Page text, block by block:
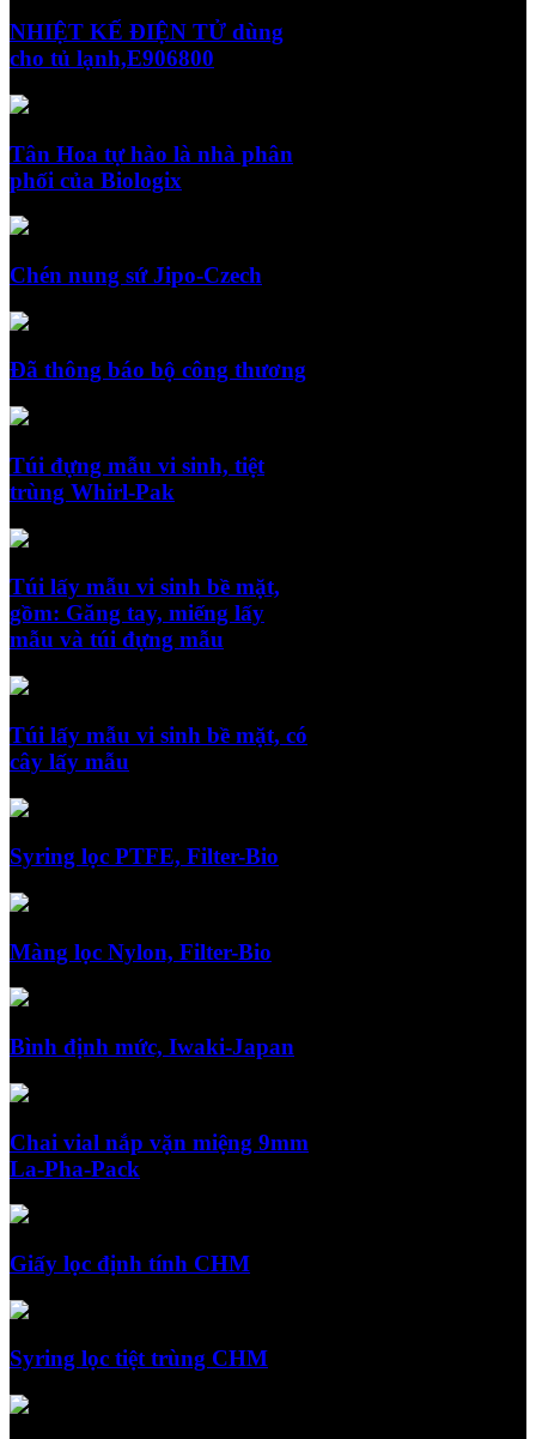
NHIỆT KẾ ĐIỆN TỬ dùng
cho tủ lạnh,E906800
Tân Hoa tự hào là nhà phân
phối của Biologix
Chén nung sứ Jipo-Czech
Đã thông báo bộ công thương
Túi đựng mẫu vi sinh, tiệt
trùng Whirl-Pak
Túi lấy mẫu vi sinh bề mặt,
gồm: Găng tay, miếng lấy
mẫu và túi đựng mẫu
Túi lấy mẫu vi sinh bề mặt, có
cây lấy mẫu
Syring lọc PTFE, Filter-Bio
Màng lọc Nylon, Filter-Bio
Bình định mức, Iwaki-Japan
Chai vial nắp vặn miệng 9mm
La-Pha-Pack
Giấy lọc định tính CHM
Syring lọc tiệt trùng CHM